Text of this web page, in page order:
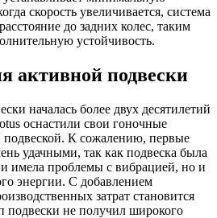
скорость увеличивается, система
до задних колес, таким
устойчивость.
активной подвески
началась более двух десятилетий
оснастили свои гоночные
подвеской. К сожалению, первые
удачными, так как подвеска была
имела проблемы с вибрацией, но и
энергии. С добавлением
затрат становится
подвески не получил широкого